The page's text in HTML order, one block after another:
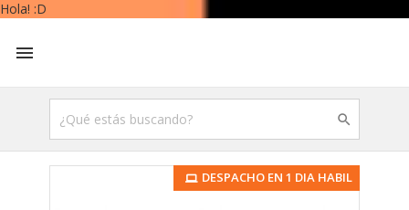
Hola! :D


DESPACHO EN 1 DIA HABIL